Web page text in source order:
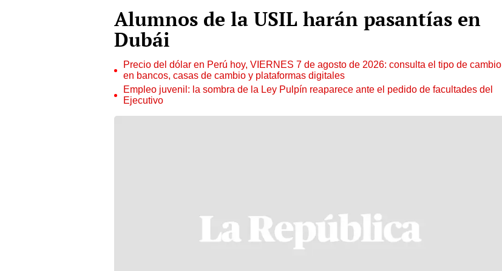
Alumnos de la USIL harán pasantías en
Dubái
Precio del dólar en Perú hoy, VIERNES 7 de agosto de 2026: consulta el tipo de cambio
en bancos, casas de cambio y plataformas digitales
Empleo juvenil: la sombra de la Ley Pulpín reaparece ante el pedido de facultades del
Ejecutivo